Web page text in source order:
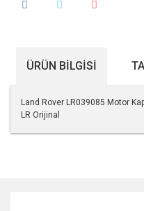
ÜRÜN BILGISI
Land Rover LR039085 Motor
LR Orijinal